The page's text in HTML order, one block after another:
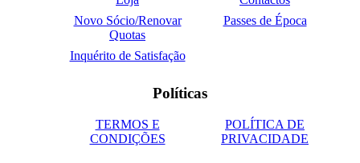
Novo Sócio/Renovar
Quotas
Passes de Época
Inquérito de Satisfação
Políticas
TERMOS E
CONDIÇÕES
POLÍTICA DE
PRIVACIDADE